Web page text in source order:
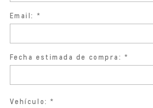
Email:
Fecha estimada de compra:
Vehículo: